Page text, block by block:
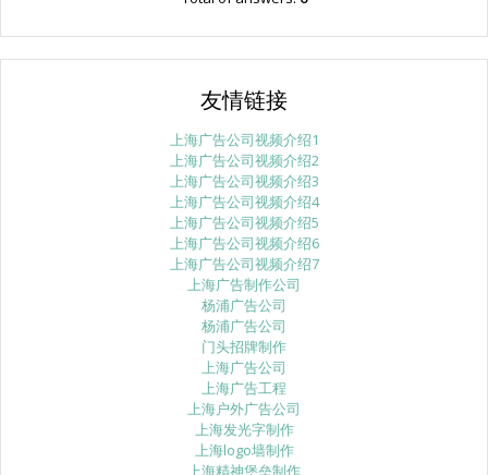
友情链接
上海广告公司视频介绍1
上海广告公司视频介绍2
上海广告公司视频介绍3
上海广告公司视频介绍4
上海广告公司视频介绍5
上海广告公司视频介绍6
上海广告公司视频介绍7
上海广告制作公司
杨浦广告公司
杨浦广告公司
门头招牌制作
上海广告公司
上海广告工程
上海户外广告公司
上海发光字制作
上海logo墙制作
上海精神堡垒制作